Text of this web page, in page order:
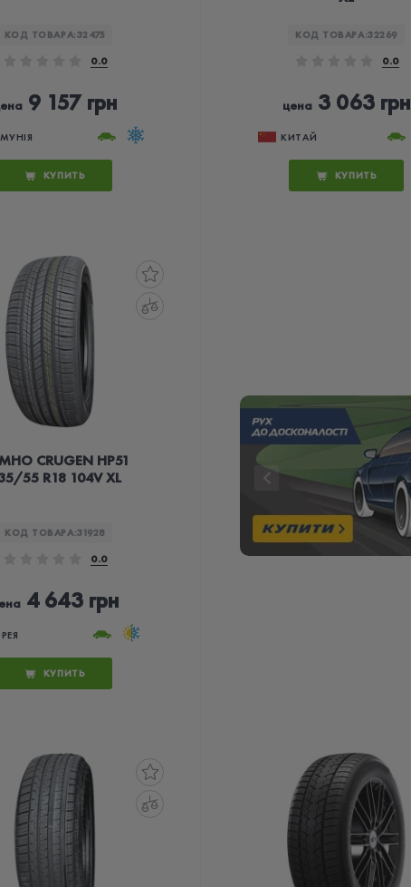
КОД ТОВАРА:32475
0.0
9 157 грн
КУПИТЬ
КОД ТОВАРА:32269
0.0
цена 3 063 грн
КИТАЙ
КУПИТЬ
CRUGEN HP51
55 R18 104V XL
КОД ТОВАРА:31928
0.0
4 643 грн
КУПИТЬ